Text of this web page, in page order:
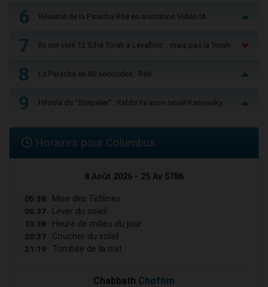
6 Résumé de la Paracha Réé en animation Vidéo IA
7 Ils ont volé 12 Sifré Torah à Levallois… mais pas la Torah
8 La Paracha en 60 secondes : Réé
9 Hiloula du "Steïpeler" : Rabbi Ya’acov Israël Kanievsky
Horaires pour Columbus
8 Août 2026 - 25 Av 5786
05:38 Mise des Téfilines
06:37 Lever du soleil
13:38 Heure de milieu du jour
20:37 Coucher du soleil
21:19 Tombée de la nuit
Chabbath Choftim